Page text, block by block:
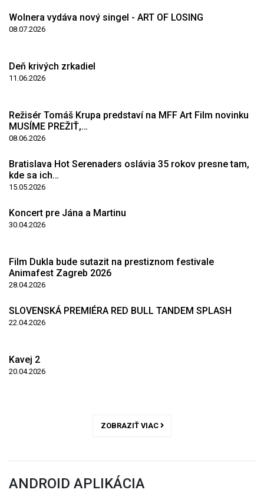
Wolnera vydáva nový singel - ART OF LOSING
08.07.2026
Deň krivých zrkadiel
11.06.2026
Režisér Tomáš Krupa predstaví na MFF Art Film novinku
MUSÍME PREŽIŤ,…
08.06.2026
Bratislava Hot Serenaders oslávia 35 rokov presne tam,
kde sa ich…
15.05.2026
Koncert pre Jána a Martinu
30.04.2026
Film Dukla bude sutazit na prestiznom festivale
Animafest Zagreb 2026
28.04.2026
SLOVENSKÁ PREMIÉRA RED BULL TANDEM SPLASH
22.04.2026
Kavej 2
20.04.2026
ZOBRAZIŤ VIAC
ANDROID APLIKÁCIA